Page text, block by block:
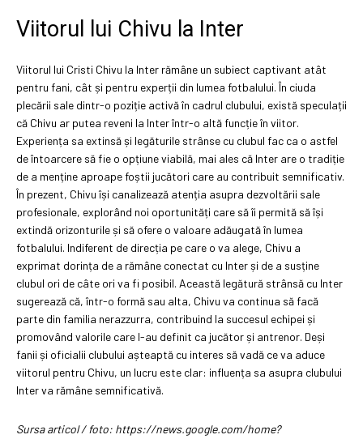
Viitorul lui Chivu la Inter
Viitorul lui Cristi Chivu la Inter rămâne un subiect captivant atât
pentru fani, cât și pentru experții din lumea fotbalului. În ciuda
plecării sale dintr-o poziție activă în cadrul clubului, există speculații
că Chivu ar putea reveni la Inter într-o altă funcție în viitor.
Experiența sa extinsă și legăturile strânse cu clubul fac ca o astfel
de întoarcere să fie o opțiune viabilă, mai ales că Inter are o tradiție
de a menține aproape foștii jucători care au contribuit semnificativ.
În prezent, Chivu își canalizează atenția asupra dezvoltării sale
profesionale, explorând noi oportunități care să îi permită să își
extindă orizonturile și să ofere o valoare adăugată în lumea
fotbalului. Indiferent de direcția pe care o va alege, Chivu a
exprimat dorința de a rămâne conectat cu Inter și de a susține
clubul ori de câte ori va fi posibil. Această legătură strânsă cu Inter
sugerează că, într-o formă sau alta, Chivu va continua să facă
parte din familia nerazzurra, contribuind la succesul echipei și
promovând valorile care l-au definit ca jucător și antrenor. Deși
fanii și oficialii clubului așteaptă cu interes să vadă ce va aduce
viitorul pentru Chivu, un lucru este clar: influența sa asupra clubului
Inter va rămâne semnificativă.
Sursa articol / foto: https://news.google.com/home?